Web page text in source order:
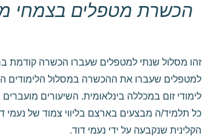
הכשרת מטפלים בצמחי
זהו מסלול שנתי למטפלים שעברו הכשרה קודמת
למטפלים שעברו את ההכשרה במסלול הלימודים
לימודי זום במכללה בינלאומית. השיעורים
כל תלמיד/ה מבצעים בארצם בליווי צמוד של נעמי
הקלינית שנקבעה על ידי נעמי דוד.